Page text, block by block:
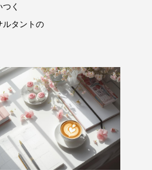
く
ルタントの